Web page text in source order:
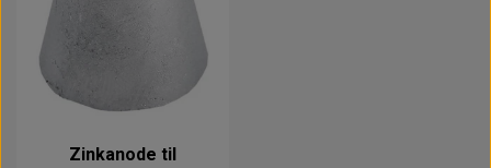
Zinkanode til